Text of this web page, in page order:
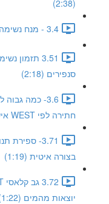
(2:38)
3.4 - מנח נשימה בחתירה עם סנפירים (1:55)
סנפירים (2:18)
3.6- כמה
חתירה לפי WEST אישי ( דגש מיוחד 3) (2:05)
3.71-
בצורה איטית (1:19)
יוצאות מהמים (1:22)